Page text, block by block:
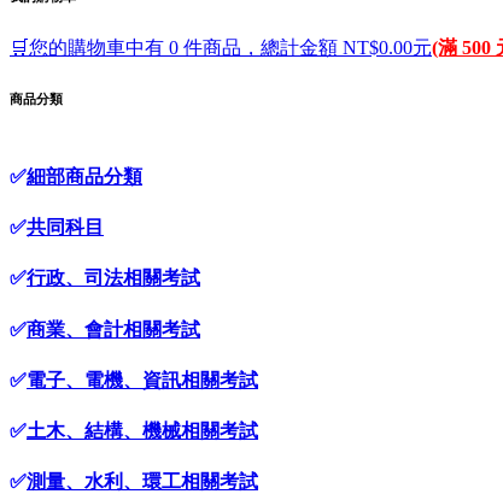
🛒您的購物車中有 0 件商品，總計金額 NT$0.00元(滿 500
商品分類
✅細部商品分類
✅共同科目
✅行政、司法相關考試
✅商業、會計相關考試
✅電子、電機、資訊相關考試
✅土木、結構、機械相關考試
✅測量、水利、環工相關考試